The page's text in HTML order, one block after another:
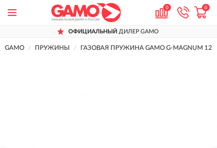
0 0
ОФИЦИАЛЬНЫЙ ДИЛЕР GAMO
GAMO ПРУЖИНЫ ГАЗОВАЯ ПРУЖИНА GAMO G-MAGNUM